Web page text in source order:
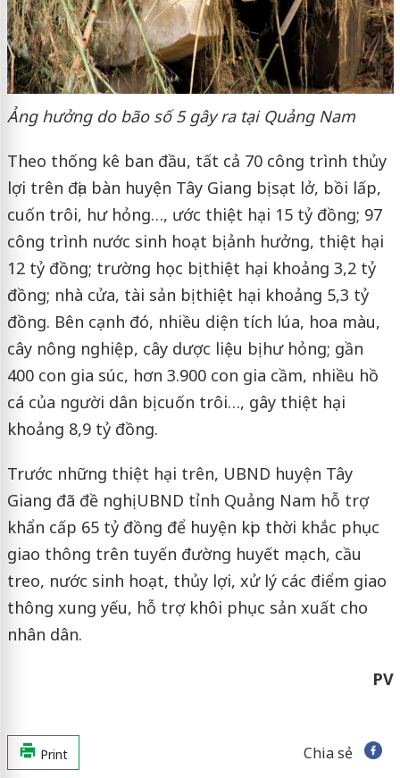
Ảng hưởng do bão số 5 gây ra tại Quảng Nam
Theo thống kê ban đầu, tất cả 70 công trình thủy
lợi trên địa bàn huyện Tây Giang bị sạt lở, bồi lấp,
cuốn trôi, hư hỏng…, ước thiệt hại 15 tỷ đồng; 97
công trình nước sinh hoạt bị ảnh hưởng, thiệt hại
12 tỷ đồng; trường học bị thiệt hại khoảng 3,2 tỷ
đồng; nhà cửa, tài sản bị thiệt hại khoảng 5,3 tỷ
đồng. Bên cạnh đó, nhiều diện tích lúa, hoa màu,
cây nông nghiệp, cây dược liệu bị hư hỏng; gần
400 con gia súc, hơn 3.900 con gia cầm, nhiều hồ
cá của người dân bị cuốn trôi…, gây thiệt hại
khoảng 8,9 tỷ đồng.
Trước những thiệt hại trên, UBND huyện Tây
Giang đã đề nghị UBND tỉnh Quảng Nam hỗ trợ
khẩn cấp 65 tỷ đồng để huyện kịp thời khắc phục
giao thông trên tuyến đường huyết mạch, cầu
treo, nước sinh hoạt, thủy lợi, xử lý các điểm giao
thông xung yếu, hỗ trợ khôi phục sản xuất cho
nhân dân.
PV
Print Chia sẻ